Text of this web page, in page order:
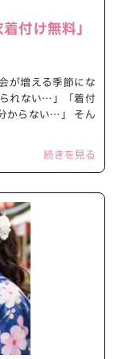
付け無料」
が増える季節にな
れない…」「着付
からない…」 そん
続きを見る